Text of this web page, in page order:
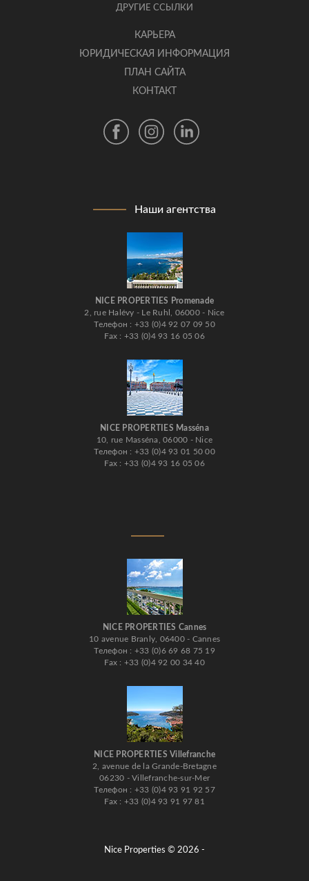
ДРУГИЕ ССЫЛКИ
КАРЬЕРА
ЮРИДИЧЕСКАЯ ИНФОРМАЦИЯ
ПЛАН САЙТА
КОНТАКТ
Наши агентства
NICE PROPERTIES Promenade
2, rue Halévy - Le Ruhl, 06000 - Nice
Телефон : +33 (0)4 92 07 09 50
Fax : +33 (0)4 93 16 05 06
NICE PROPERTIES Masséna
10, rue Masséna, 06000 - Nice
Телефон : +33 (0)4 93 01 50 00
Fax : +33 (0)4 93 16 05 06
NICE PROPERTIES Cannes
10 avenue Branly, 06400 - Cannes
Телефон : +33 (0)6 69 68 75 19
Fax : +33 (0)4 92 00 34 40
NICE PROPERTIES Villefranche
2, avenue de la Grande-Bretagne
06230 - Villefranche-sur-Mer
Телефон : +33 (0)4 93 91 92 57
Fax : +33 (0)4 93 91 97 81
Nice Properties © 2026 -